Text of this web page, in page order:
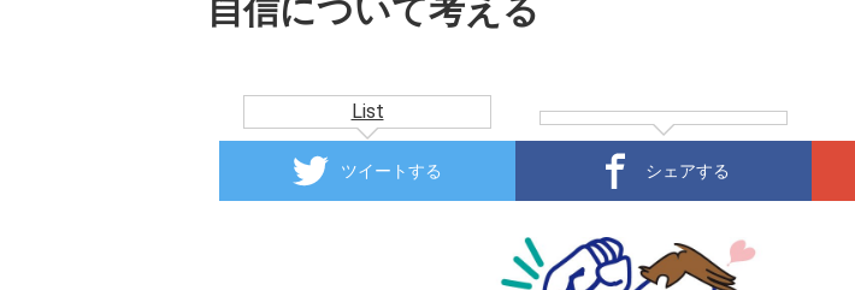
自信について考える
List
ツイートする シェアする